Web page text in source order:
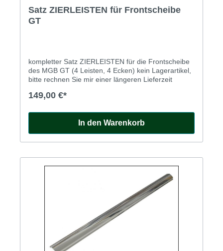
Satz ZIERLEISTEN für Frontscheibe
GT
kompletter Satz ZIERLEISTEN für die Frontscheibe
des MGB GT (4 Leisten, 4 Ecken) kein Lagerartikel,
bitte rechnen Sie mir einer längeren Lieferzeit
149,00 €*
In den Warenkorb